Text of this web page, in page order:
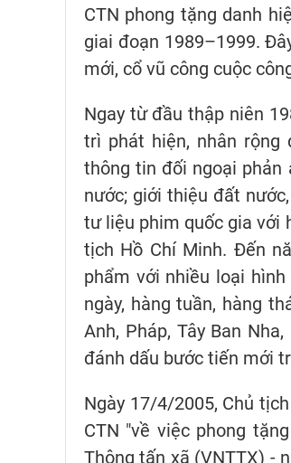
CTN phong tặng danh
giai đoạn 1989–1999.
mới, cổ vũ công cuộc
Ngay từ đầu thập niên
trì phát hiện, nhân
thông tin đối ngoại phản
nước; giới thiệu đất
tư liệu phim quốc gia với
tịch Hồ Chí Minh. Đến
phẩm với nhiều loại
ngày, hàng tuần, hàng
Anh, Pháp, Tây Ban
đánh dấu bước tiến mới
Ngày 17/4/2005, Chủ
CTN "về việc phong
Thông tấn xã (VNTTX) -